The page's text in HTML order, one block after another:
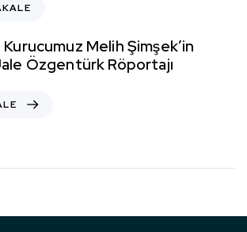
Melih Şimşek’in
Özgentürk Röportajı